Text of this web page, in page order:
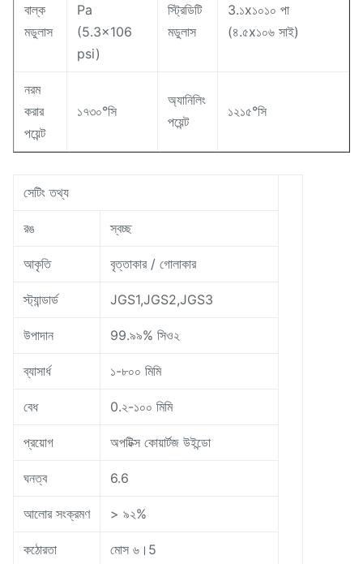
বাল্ক
মডুলাস
Pa
(5.3x106
psi)
স্ট্রিডিটি
মডুলাস
3.১x১০১০ পা
(৪.৫x১০৬ সাই)
নরম
করার
পয়েন্ট
১৭৩০°সি
অ্যানিলিং
পয়েন্ট
১২১৫°সি
সেটিং তথ্য
রঙ স্বচ্ছ
আকৃতি বৃত্তাকার / গোলাকার
স্ট্যান্ডার্ড JGS1,JGS2,JGS3
উপাদান 99.৯৯% সিও২
ব্যাসার্ধ ১-৮০০ মিমি
বেধ 0.২-১০০ মিমি
প্রয়োগ অপটিক্স কোয়ার্টজ উইন্ডো
ঘনত্ব 6.6
আলোর সংক্রমণ > ৯২%
কঠোরতা মোস ৬।5